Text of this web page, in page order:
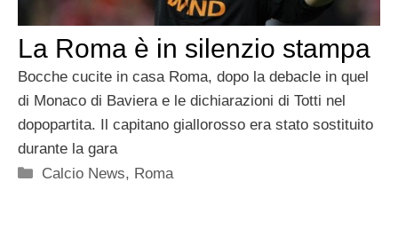
La Roma è in silenzio stampa
Bocche cucite in casa Roma, dopo la debacle in quel
di Monaco di Baviera e le dichiarazioni di Totti nel
dopopartita. Il capitano giallorosso era stato sostituito
durante la gara
Categorie
Calcio News, Roma